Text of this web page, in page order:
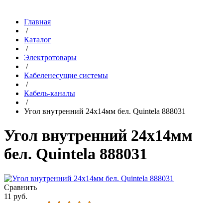
Главная
/
Каталог
/
Электротовары
/
Кабеленесущие системы
/
Кабель-каналы
/
Угол внутренний 24х14мм бел. Quintela 888031
Угол внутренний 24х14мм
бел. Quintela 888031
Сравнить
11 руб.